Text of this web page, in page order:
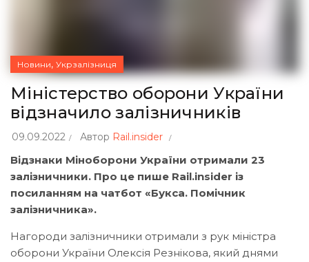
Новини, Укрзалізниця
Міністерство оборони України
відзначило залізничників
09.09.2022 Автор Rail.insider
Відзнаки Міноборони України отримали 23
залізничники. Про це пише Rail.insider із
посиланням на чатбот «Букса. Помічник
залізничника».
Нагороди залізничники отримали з рук міністра
оборони України Олексія Резнікова, який днями